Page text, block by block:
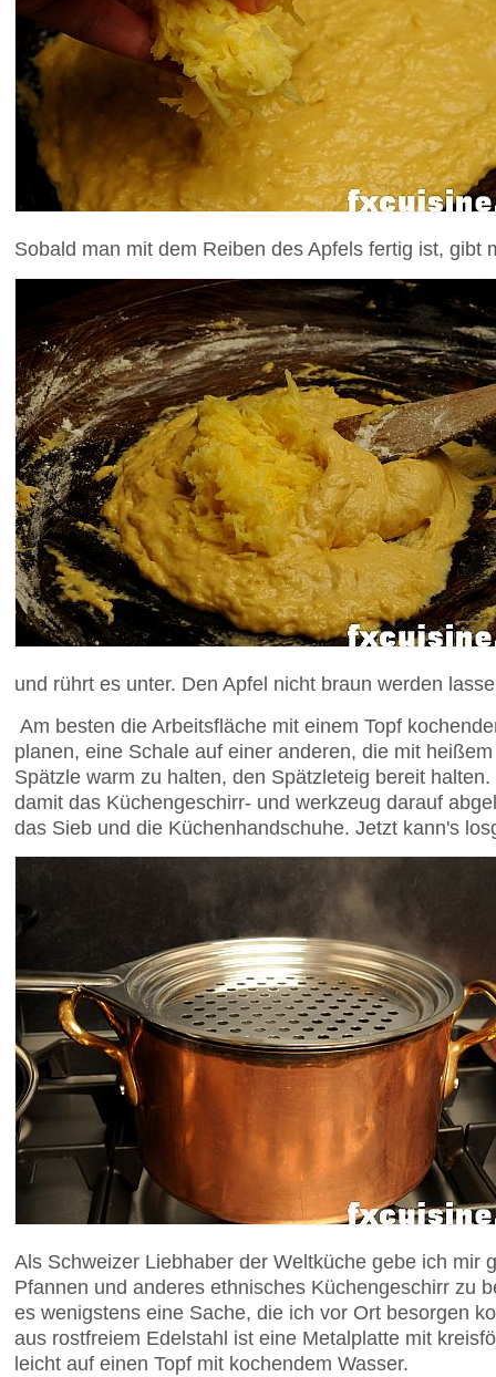
Sobald man mit dem Reiben des Apfels fertig ist, gibt
und rührt es unter. Den Apfel nicht braun werden
Am besten die Arbeitsfläche mit einem Topf
planen, eine Schale auf einer anderen, die mit
Spätzle warm zu halten, den Spätzleteig bereit
damit das Küchengeschirr- und werkzeug darauf
das Sieb und die Küchenhandschuhe. Jetzt kann's
Als Schweizer Liebhaber der Weltküche gebe ich mir
Pfannen und anderes ethnisches Küchengeschirr zu
es wenigstens eine Sache, die ich vor Ort besorgen
aus rostfreiem Edelstahl ist eine Metalplatte mit
leicht auf einen Topf mit kochendem Wasser.